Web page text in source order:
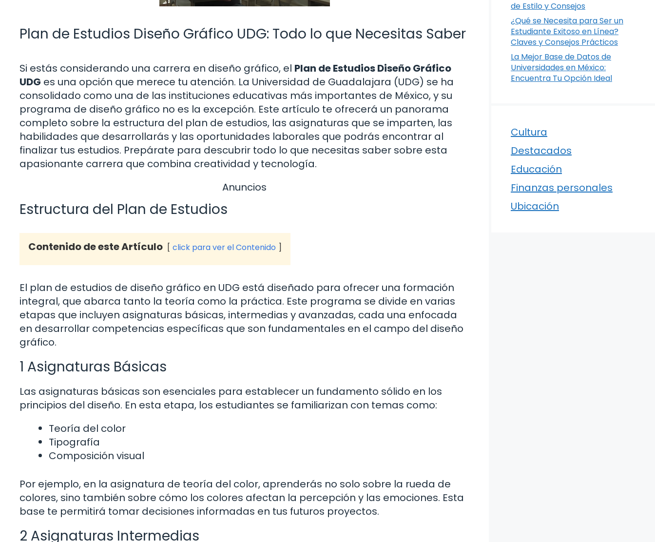
Plan de Estudios Diseño Gráfico UDG: Todo lo que Necesitas Saber
Si estás considerando una carrera en diseño gráfico, el Plan de Estudios Diseño Gráfico
UDG es una opción que merece tu atención. La Universidad de Guadalajara (UDG) se ha
consolidado como una de las instituciones educativas más importantes de México, y su
programa de diseño gráfico no es la excepción. Este artículo te ofrecerá un panorama
completo sobre la estructura del plan de estudios, las asignaturas que se imparten, las
habilidades que desarrollarás y las oportunidades laborales que podrás encontrar al
finalizar tus estudios. Prepárate para descubrir todo lo que necesitas saber sobre esta
apasionante carrera que combina creatividad y tecnología.
Anuncios
Estructura del Plan de Estudios
Contenido de este Artículo click para ver el Contenido
El plan de estudios de diseño gráfico en UDG está diseñado para ofrecer una formación
integral, que abarca tanto la teoría como la práctica. Este programa se divide en varias
etapas que incluyen asignaturas básicas, intermedias y avanzadas, cada una enfocada
en desarrollar competencias específicas que son fundamentales en el campo del diseño
gráfico.
1 Asignaturas Básicas
Las asignaturas básicas son esenciales para establecer un fundamento sólido en los
principios del diseño. En esta etapa, los estudiantes se familiarizan con temas como:
Teoría del color
Tipografía
Composición visual
Por ejemplo, en la asignatura de teoría del color, aprenderás no solo sobre la rueda de
colores, sino también sobre cómo los colores afectan la percepción y las emociones. Esta
base te permitirá tomar decisiones informadas en tus futuros proyectos.
2 Asignaturas Intermedias
de Estilo y Consejos
¿Qué se Necesita para Ser un
Estudiante Exitoso en Línea?
Claves y Consejos Prácticos
La Mejor Base de Datos de
Universidades en México:
Encuentra Tu Opción Ideal
Cultura
Destacados
Educación
Finanzas personales
Ubicación